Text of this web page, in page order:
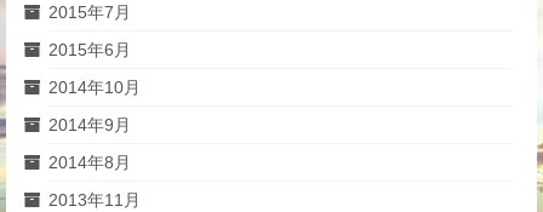
2015年7月
2015年6月
2014年10月
2014年9月
2014年8月
2013年11月